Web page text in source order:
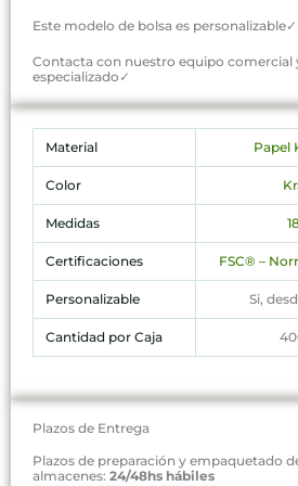
Este modelo de bolsa es personalizable✓
Contacta con nuestro equipo comercial
especializado✓
Material Papel
Color
Medidas
Certificaciones FSC® –
Personalizable Si,
Cantidad por Caja
Plazos de Entrega
Plazos de preparación y empaquetado
almacenes: 24/48hs hábiles